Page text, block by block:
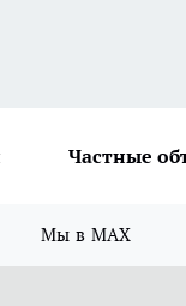
Частные
Мы в MAX